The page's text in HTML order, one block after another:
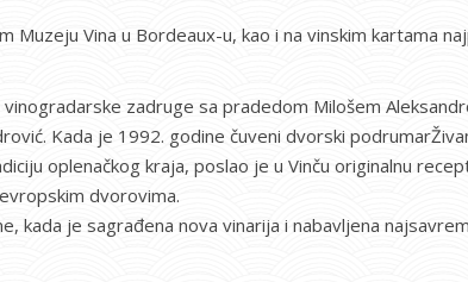
Muzeju Vina u Bordeaux-u, kao i na vinskim kartama
zadruge sa pradedom Milošem
Kada je 1992. godine čuveni dvorski
oplenačkog kraja, poslao je u Vinču originalnu
dvorovima.
kada je sagrađena nova vinarija i nabavljena